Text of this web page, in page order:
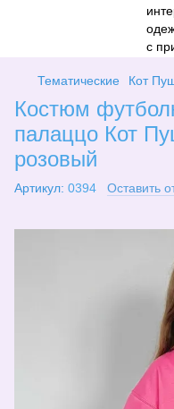
Тематические Кот
Костюм
палаццо Кот
розовый
Артикул: 0394 Оставить